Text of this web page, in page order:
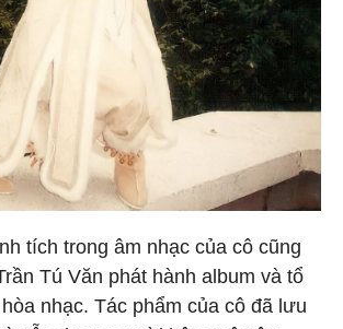
tích trong âm nhạc của cô cũng
Tú Văn phát hành album và tổ
nhạc. Tác phẩm của cô đã lưu